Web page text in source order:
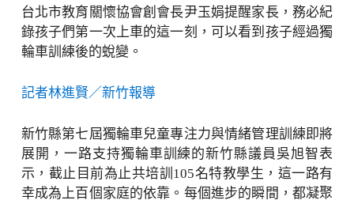
台北市教育關懷協會創會長尹玉娟提醒家長，務必紀
錄孩子們第一次上車的這一刻，可以看到孩子經過獨
輪車訓練後的蛻變。
記者林進賢／新竹報導
新竹縣第七屆獨輪車兒童專注力與情緒管理訓練即將
展開，一路支持獨輪車訓練的新竹縣議員吳旭智表
示，截止目前為止共培訓105名特教學生，這一路有
幸成為上百個家庭的依靠。每個進步的瞬間，都凝聚